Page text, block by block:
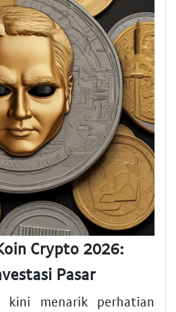
Crypto 2026:
Pasar
kini menarik perhatian